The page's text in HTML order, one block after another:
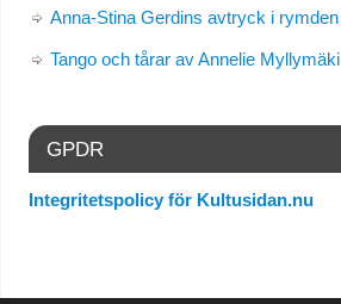
Anna-Stina Gerdins avtryck i rymden
Tango och tårar av Annelie Myllymäki
GPDR
Integritetspolicy för Kultusidan.nu